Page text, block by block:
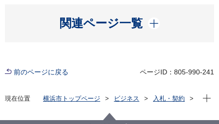
関連ページ一覧
開く
前のページに戻る ページID：805-990-241
現在位置 横浜市トップページ ビジネス
入札・契約
現在